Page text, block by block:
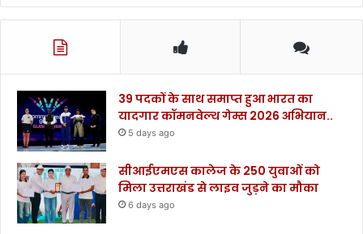
39 पदकों के साथ समाप्त हुआ भारत का
यादगार कॉमनवेल्थ गेम्स 2026 अभियान..
5 days ago
सीआईएमएस कालेज के 250 युवाओं को
मिला उत्तराखंड से लाइव जुड़ने का मौका
6 days ago